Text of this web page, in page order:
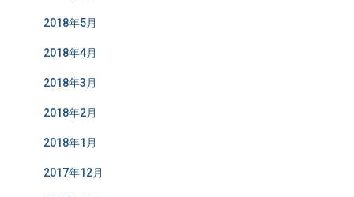
2018年5月
2018年4月
2018年3月
2018年2月
2018年1月
2017年12月